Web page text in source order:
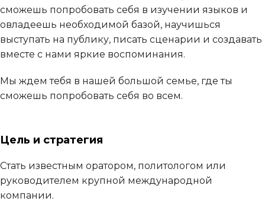
сможешь попробовать себя в изучении языков и
овладеешь необходимой базой, научишься
выступать на публику, писать сценарии и создавать
вместе с нами яркие воспоминания.
Мы ждем тебя в нашей большой семье, где ты
сможешь попробовать себя во всем.
Цель и стратегия
Стать известным оратором, политологом или
руководителем крупной международной
компании.